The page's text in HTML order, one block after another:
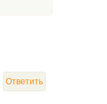
Ответить